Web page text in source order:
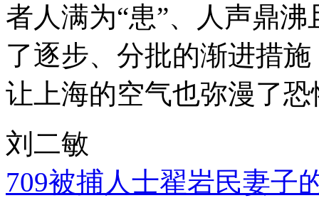
者人满为“患”、人声鼎
了逐步、分批的渐进措
让上海的空气也弥漫了
刘二敏
709被捕人士翟岩民妻子